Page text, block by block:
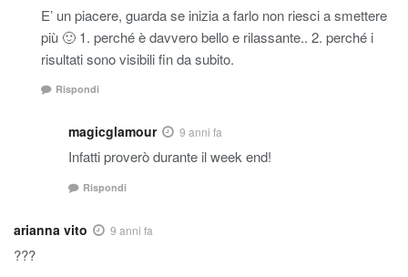
E’ un piacere, guarda se inizia a farlo non riesci a smettere
più 🙂 1. perché è davvero bello e rilassante.. 2. perché i
risultati sono visibili fin da subito.
Rispondi
magicglamour 9 anni fa
Infatti proverò durante il week end!
Rispondi
arianna vito 9 anni fa
???